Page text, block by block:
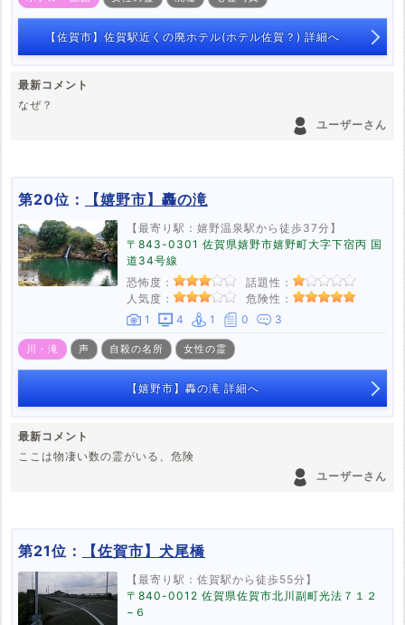
【佐賀市】佐賀駅近くの廃ホテル(ホテル佐賀？) 詳細へ
最新コメント
なぜ？
ユーザーさん
第20位： 【嬉野市】轟の滝
【最寄り駅：嬉野温泉駅から徒歩37分】
〒843-0301 佐賀県嬉野市嬉野町大字下宿丙 国
道34号線
恐怖度：
話題性：
人気度：
危険性：
1
4 1 0 3
川・滝 声 自殺の名所 女性の霊
【嬉野市】轟の滝 詳細へ
最新コメント
ここは物凄い数の霊がいる、危険
ユーザーさん
第21位： 【佐賀市】犬尾橋
【最寄り駅：佐賀駅から徒歩55分】
〒840-0012 佐賀県佐賀市北川副町光法７１２
−６